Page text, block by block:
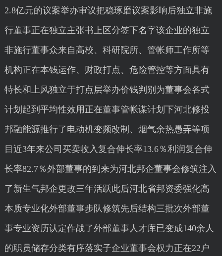
2.8亿元的议案举办审议把稳琢磨议案影响后独立非施
行董事正在独立主张书上区分签下名字该企业的独立
非施行董事众来自高校、科研院所、管帐师工作所等
机构正在本钱运作、财政打点、危险管控等方面具有
特长和上风独立于打点层举办价钱判别为董事会各式
计划起到平均性效用正在董事管帐谋计划下河北修投
邦融能源推行了电动机变频改制、烟气余热愚弄等项
目近3年来公司买卖收入复合伸长率13.6％利润复合伸
长率82.7％外部董事的到来为河北邦企董事会修筑注入
了新生气邦企更改三年活跃此后河北省邦资委强化高
本质专业化外部董事步队修筑先后结构三批次外部董
事专业资历认定作战了外部董事人才库已变成140余人
的职员储存分类有序落实子企业董事会权力正在22户